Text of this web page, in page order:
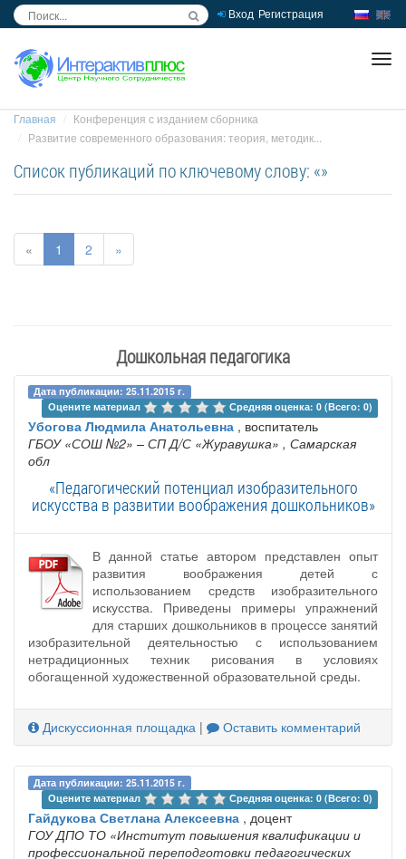
Вход Регистрация
Главная
Конференция с изданием сборника
Развитие современного образования: теория, методик...
Список публикаций по ключевому слову: «»
« 1 2 »
Дошкольная педагогика
Дата публикации: 25.11.2015 г.
Оцените материал
Средняя оценка: 0 (Всего: 0)
Убогова Людмила Анатольевна , воспитатель
ГБОУ «‎СОШ №2» – СП ‎Д/С «Журавушка» , Самарская
обл
«Педагогический потенциал изобразительного
искусства в развитии воображения дошкольников»
В данной статье автором представлен опыт
развития воображения детей с
использованием средств изобразительного
искусства. Приведены примеры упражнений
для старших дошкольников в процессе занятий
изобразительной деятельностью с использованием
нетрадиционных техник рисования в условиях
обогащенной художественной образовательной среды.
Дискуссионная площадка | Оставить комментарий
Дата публикации: 25.11.2015 г.
Оцените материал
Средняя оценка: 0 (Всего: 0)
Гайдукова Светлана Алексеевна , доцент
ГОУ ДПО ТО «Институт повышения квалификации и
профессиональной переподготовки педагогических